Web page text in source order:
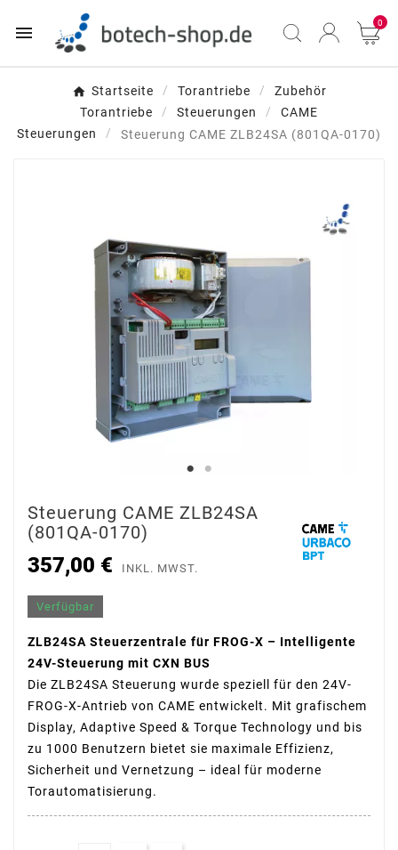
 0
Startseite Torantriebe
Zubehör
Torantriebe
Steuerungen
CAME
Steuerungen
Steuerung CAME ZLB24SA (801QA-0170)
Steuerung CAME ZLB24SA
(801QA-0170)
357,00 € INKL. MWST.
Verfügbar
ZLB24SA Steuerzentrale für FROG-X – Intelligente
24V-Steuerung mit CXN BUS
Die ZLB24SA Steuerung wurde speziell für den 24V-
FROG-X-Antrieb von CAME entwickelt. Mit grafischem
Display, Adaptive Speed & Torque Technology und bis
zu 1000 Benutzern bietet sie maximale Effizienz,
Sicherheit und Vernetzung – ideal für moderne
Torautomatisierung.